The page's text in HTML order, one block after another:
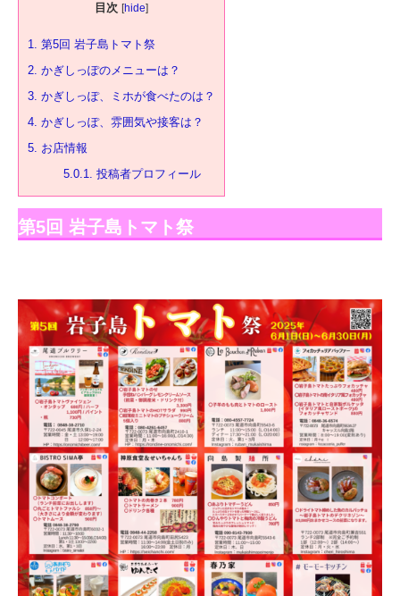
目次 [hide]
1. 第5回 岩子島トマト祭
2. かぎしっぽのメニューは？
3. かぎしっぽ、ミホが食べたのは？
4. かぎしっぽ、雰囲気や接客は？
5. お店情報
5.0.1. 投稿者プロフィール
第5回 岩子島トマト祭